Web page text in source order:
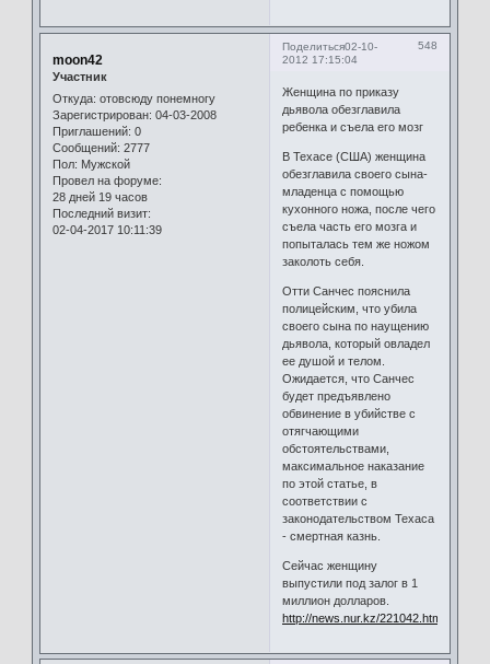
Поделиться 548
02-10-
2012 17:15:04
moon42
Участник
Откуда: отовсюду понемногу
Зарегистрирован: 04-03-2008
Приглашений: 0
Сообщений: 2777
Пол: Мужской
Провел на форуме:
28 дней 19 часов
Последний визит:
02-04-2017 10:11:39
Женщина по приказу
дьявола обезглавила
ребенка и съела его мозг
В Техасе (США) женщина
обезглавила своего сына-
младенца с помощью
кухонного ножа, после чего
съела часть его мозга и
попыталась тем же ножом
заколоть себя.
Отти Санчес пояснила
полицейским, что убила
своего сына по наущению
дьявола, который овладел
ее душой и телом.
Ожидается, что Санчес
будет предъявлено
обвинение в убийстве с
отягчающими
обстоятельствами,
максимальное наказание
по этой статье, в
соответствии с
законодательством Техаса
- смертная казнь.
Сейчас женщину
выпустили под залог в 1
миллион долларов.
http://news.nur.kz/221042.html